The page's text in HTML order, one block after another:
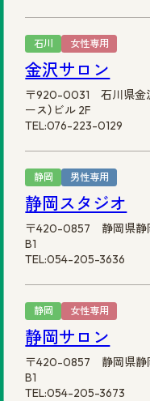
石川 女性専用
金沢サロン
〒920-0031 石川県金沢
ース）ビル 2F
TEL:076-223-0129
静岡 男性専用
静岡スタジオ
〒420-0857 静岡県静
B1
TEL:054-205-3636
静岡 女性専用
静岡サロン
〒420-0857 静岡県静
B1
TEL:054-205-3673